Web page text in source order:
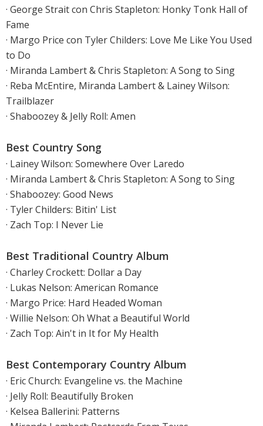
· George Strait con Chris Stapleton: Honky Tonk Hall of
Fame
· Margo Price con Tyler Childers: Love Me Like You Used
to Do
· Miranda Lambert & Chris Stapleton: A Song to Sing
· Reba McEntire, Miranda Lambert & Lainey Wilson:
Trailblazer
· Shaboozey & Jelly Roll: Amen
Best Country Song
· Lainey Wilson: Somewhere Over Laredo
· Miranda Lambert & Chris Stapleton: A Song to Sing
· Shaboozey: Good News
· Tyler Childers: Bitin' List
· Zach Top: I Never Lie
Best Traditional Country Album
· Charley Crockett: Dollar a Day
· Lukas Nelson: American Romance
· Margo Price: Hard Headed Woman
· Willie Nelson: Oh What a Beautiful World
· Zach Top: Ain't in It for My Health
Best Contemporary Country Album
· Eric Church: Evangeline vs. the Machine
· Jelly Roll: Beautifully Broken
· Kelsea Ballerini: Patterns